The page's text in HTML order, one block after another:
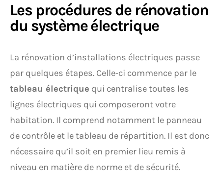
Les procédures de rénovation
du système électrique
La rénovation d’installations électriques passe
par quelques étapes. Celle-ci commence par le
tableau électrique qui centralise toutes les
lignes électriques qui composeront votre
habitation. Il comprend notamment le panneau
de contrôle et le tableau de répartition. Il est donc
nécessaire qu’il soit en premier lieu remis à
niveau en matière de norme et de sécurité.